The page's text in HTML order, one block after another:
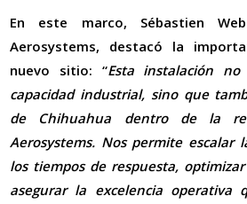
En este marco, Sébastien
Aerosystems, destacó la
nuevo sitio: “Esta instalación
capacidad industrial, sino que
de Chihuahua dentro de la
Aerosystems. Nos permite escalar
los tiempos de respuesta,
asegurar la excelencia operativa